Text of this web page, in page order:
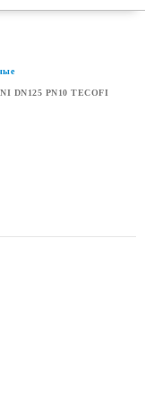
DN125 PN10 TECOFI